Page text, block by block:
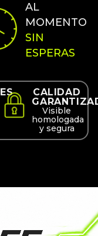
AL
MOMENTO
SIN
ESPERAS
CALIDAD
Visible
homologada
y segura